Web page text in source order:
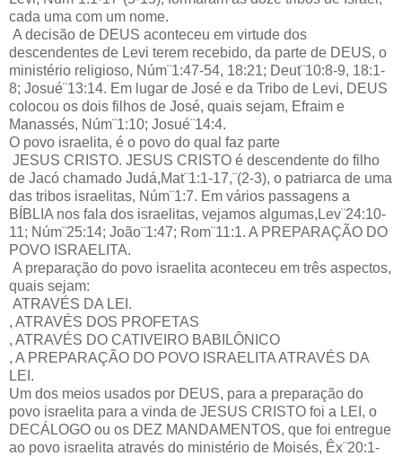
cada uma com um nome.
A decisão de DEUS aconteceu em virtude dos
descendentes de Levi terem recebido, da parte de DEUS, o
ministério religioso, Núm¨1:47-54, 18:21; Deut¨10:8-9, 18:1-
8; Josué¨13:14. Em lugar de José e da Tribo de Levi, DEUS
colocou os dois filhos de José, quais sejam, Efraim e
Manassés, Núm¨1:10; Josué¨14:4.
O povo israelita, é o povo do qual faz parte
JESUS CRISTO. JESUS CRISTO é descendente do filho
de Jacó chamado Judá,Mat¨1:1-17,¨(2-3), o patriarca de uma
das tribos israelitas, Núm¨1:7. Em vários passagens a
BÍBLIA nos fala dos israelitas, vejamos algumas,Lev¨24:10-
11; Núm¨25:14; João¨1:47; Rom¨11:1. A PREPARAÇÃO DO
POVO ISRAELITA.
A preparação do povo israelita aconteceu em três aspectos,
quais sejam:
ATRAVÉS DA LEI.
, ATRAVÉS DOS PROFETAS
, ATRAVÉS DO CATIVEIRO BABILÔNICO
, A PREPARAÇÃO DO POVO ISRAELITA ATRAVÉS DA
LEI.
Um dos meios usados por DEUS, para a preparação do
povo israelita para a vinda de JESUS CRISTO foi a LEI, o
DECÁLOGO ou os DEZ MANDAMENTOS, que foi entregue
ao povo israelita através do ministério de Moisés, Êx¨20:1-